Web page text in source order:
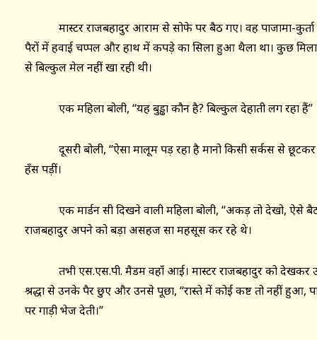
मास्टर राजबहादुर आराम से सोफे पर बैठ गए। वह पाजामा-कुर्ता
पैरों में हवाई चप्पल और हाथ में कपड़े का सिला हुआ थैला था। कुछ
से बिल्कुल मेल नहीं खा रही थी।
एक महिला बोली, ‘‘यह बुड्ढा कौन है? बिल्कुल देहाती लग रहा हैं’’
दूसरी बोली, ‘‘ऐसा मालूम पड़ रहा है मानो किसी सर्कस से छूटकर
हँस पड़ीं।
एक मार्डन सी दिखने वाली महिला बोली, ‘‘अकड़ तो देखो, ऐसे बैठा
राजबहादुर अपने को बड़ा असहज सा महसूस कर रहे थे।
तभी एस.एस.पी. मैडम वहाँ आई। मास्टर राजबहादुर को देखकर
श्रद्धा से उनके पैर छुए और उनसे पूछा, ‘‘रास्ते में कोई कष्ट तो नहीं हुआ,
पर गाड़ी भेज देती।’’